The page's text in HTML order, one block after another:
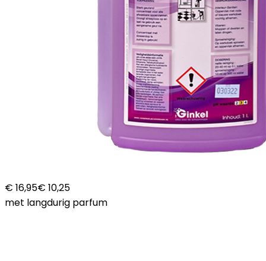
€ 16,95€ 10,25
met langdurig parfum